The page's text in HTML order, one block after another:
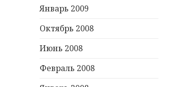
Январь 2009
Октябрь 2008
Июнь 2008
Февраль 2008